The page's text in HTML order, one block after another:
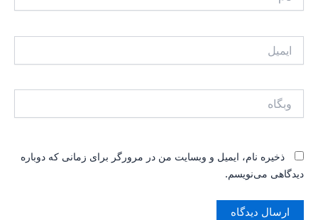
ذخیره نام، ایمیل و وبسایت من در مرورگر برای زمانی که دوباره
دیدگاهی می‌نویسم.